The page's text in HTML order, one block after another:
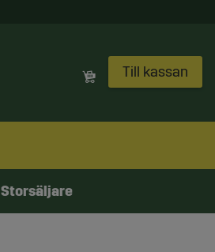
Till kassan
Storsäljare